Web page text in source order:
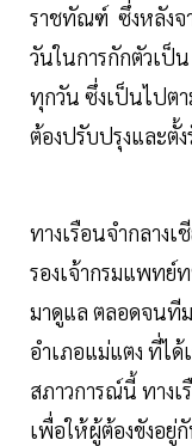
ราชทัณฑ์ ซึ่งหลังจ
วันในการกักตัวเป็
ทุกวัน ซึ่งเป็นไปต
ต้องปรับปรุงและตั้
ทางเรือนจำกลางเ
รองเจ้ากรมแพทย์
มาดูแล ตลอดจนที
อำเภอแม่แตง ที่ได้
สภาวการณ์นี้ ทางเ
เพื่อให้ผู้ต้องขังอยู่